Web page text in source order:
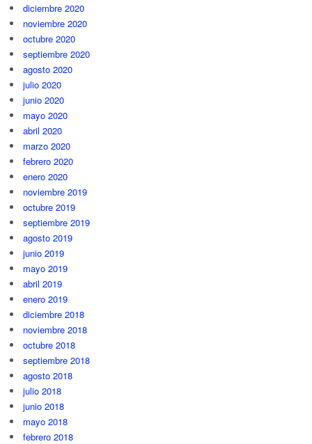
diciembre 2020
noviembre 2020
octubre 2020
septiembre 2020
agosto 2020
julio 2020
junio 2020
mayo 2020
abril 2020
marzo 2020
febrero 2020
enero 2020
noviembre 2019
octubre 2019
septiembre 2019
agosto 2019
junio 2019
mayo 2019
abril 2019
enero 2019
diciembre 2018
noviembre 2018
octubre 2018
septiembre 2018
agosto 2018
julio 2018
junio 2018
mayo 2018
febrero 2018